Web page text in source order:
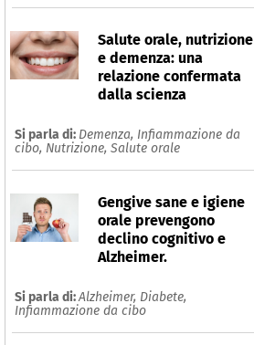
Salute orale, nutrizione
e demenza: una
relazione confermata
dalla scienza
Si parla di: Demenza, Infiammazione da
cibo, Nutrizione, Salute orale
Gengive sane e igiene
orale prevengono
declino cognitivo e
Alzheimer.
Si parla di:Alzheimer, Diabete,
Infiammazione da cibo